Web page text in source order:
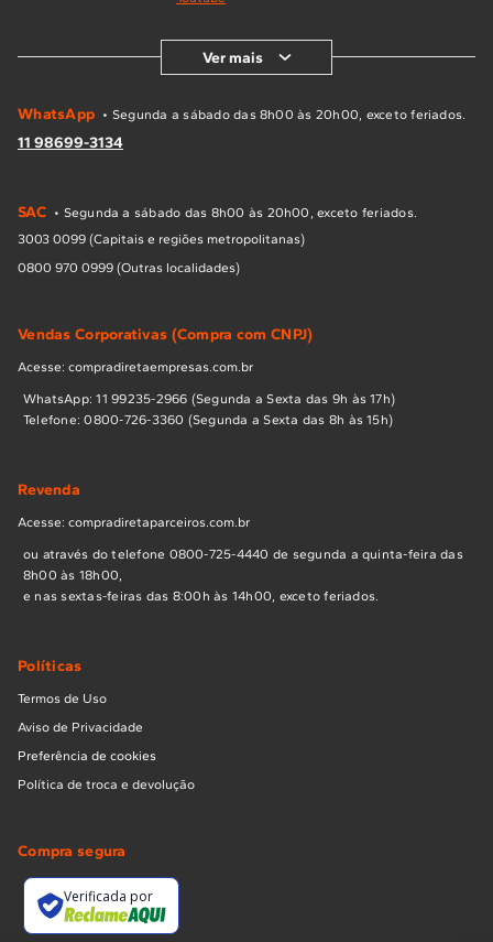
Ver mais
WhatsApp • Segunda a sábado das 8h00 às 20h00, exceto feriados.
11 98699-3134
SAC • Segunda a sábado das 8h00 às 20h00, exceto feriados.
3003 0099 (Capitais e regiões metropolitanas)
0800 970 0999 (Outras localidades)
Vendas Corporativas (Compra com CNPJ)
Acesse: compradiretaempresas.com.br
WhatsApp: 11 99235-2966 (Segunda a Sexta das 9h às 17h)
Telefone: 0800-726-3360 (Segunda a Sexta das 8h às 15h)
Revenda
Acesse: compradiretaparceiros.com.br
ou através do telefone 0800-725-4440 de segunda a quinta-feira das
8h00 às 18h00,
e nas sextas-feiras das 8:00h às 14h00, exceto feriados.
Políticas
Termos de Uso
Aviso de Privacidade
Preferência de cookies
Política de troca e devolução
Compra segura
Verificada por